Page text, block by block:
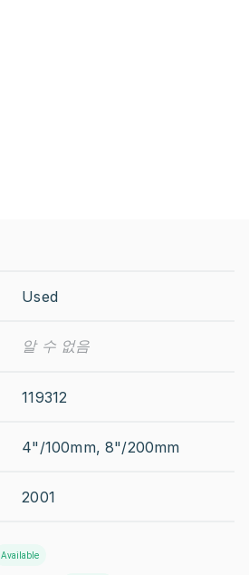
Used
알 수 없음
119312
4"/100mm, 8"/200mm
2001
Available